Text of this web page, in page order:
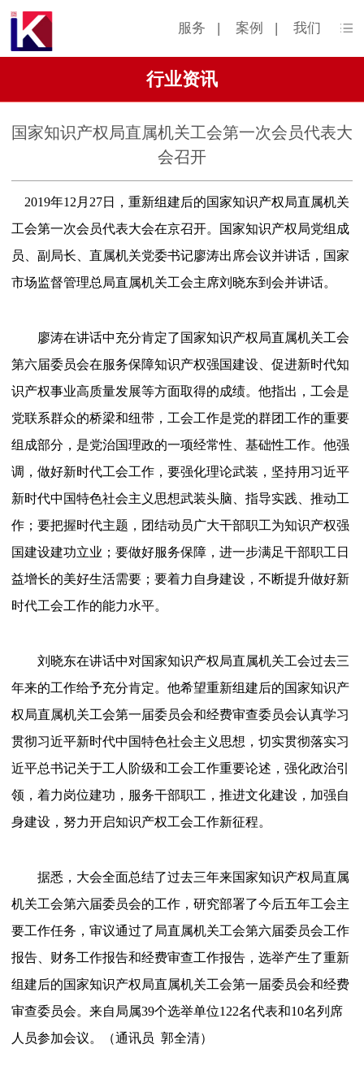
服务 | 案例 | 我们
行业资讯
国家知识产权局直属机关工会第一次会员代表大
会召开
2019年12月27日，重新组建后的国家知识产权局直属机关
工会第一次会员代表大会在京召开。国家知识产权局党组成
员、副局长、直属机关党委书记廖涛出席会议并讲话，国家
市场监督管理总局直属机关工会主席刘晓东到会并讲话。
廖涛在讲话中充分肯定了国家知识产权局直属机关工会
第六届委员会在服务保障知识产权强国建设、促进新时代知
识产权事业高质量发展等方面取得的成绩。他指出，工会是
党联系群众的桥梁和纽带，工会工作是党的群团工作的重要
组成部分，是党治国理政的一项经常性、基础性工作。他强
调，做好新时代工会工作，要强化理论武装，坚持用习近平
新时代中国特色社会主义思想武装头脑、指导实践、推动工
作；要把握时代主题，团结动员广大干部职工为知识产权强
国建设建功立业；要做好服务保障，进一步满足干部职工日
益增长的美好生活需要；要着力自身建设，不断提升做好新
时代工会工作的能力水平。
刘晓东在讲话中对国家知识产权局直属机关工会过去三
年来的工作给予充分肯定。他希望重新组建后的国家知识产
权局直属机关工会第一届委员会和经费审查委员会认真学习
贯彻习近平新时代中国特色社会主义思想，切实贯彻落实习
近平总书记关于工人阶级和工会工作重要论述，强化政治引
领，着力岗位建功，服务干部职工，推进文化建设，加强自
身建设，努力开启知识产权工会工作新征程。
据悉，大会全面总结了过去三年来国家知识产权局直属
机关工会第六届委员会的工作，研究部署了今后五年工会主
要工作任务，审议通过了局直属机关工会第六届委员会工作
报告、财务工作报告和经费审查工作报告，选举产生了重新
组建后的国家知识产权局直属机关工会第一届委员会和经费
审查委员会。来自局属39个选举单位122名代表和10名列席
人员参加会议。（通讯员 郭全清）